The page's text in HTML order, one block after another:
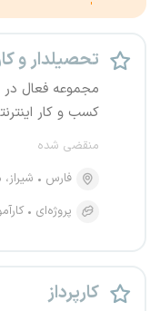
تحصیلدار و
مجموعه فعال در
کسب و کار
منقضی شده
فارس
شیراز،
پروژه‌ای
کارپرداز